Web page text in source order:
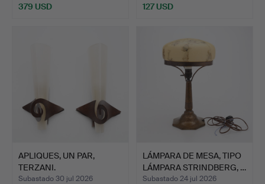
379 USD 127 USD
APLIQUES, UN PAR,
TERZANI.
Subastado 30 jul 2026
LÁMPARA DE MESA, TIPO
LÁMPARA STRINDBERG, …
Subastado 24 jul 2026